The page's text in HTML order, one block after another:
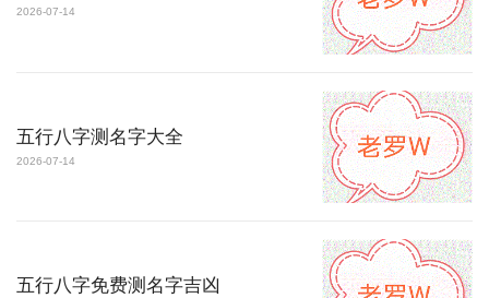
2026-07-14
五行八字测名字大全
2026-07-14
五行八字免费测名字吉凶